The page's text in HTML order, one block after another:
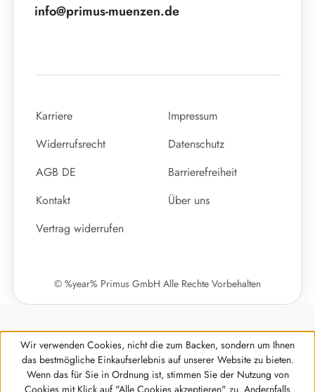
info@primus-muenzen.de
Karriere
Impressum
Widerrufsrecht
Datenschutz
AGB DE
Barrierefreiheit
Kontakt
Über uns
Vertrag widerrufen
© %year% Primus GmbH Alle Rechte Vorbehalten
Wir verwenden Cookies, nicht die zum Backen, sondern um Ihnen
das bestmögliche Einkaufserlebnis auf unserer Website zu bieten.
Wenn das für Sie in Ordnung ist, stimmen Sie der Nutzung von
Cookies mit Klick auf "Alle Cookies akzeptieren" zu. Andernfalls